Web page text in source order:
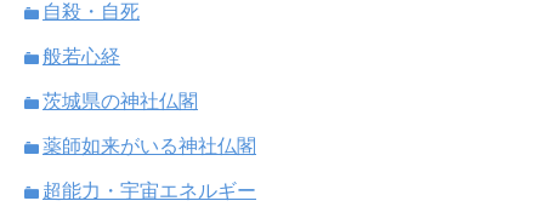
自殺・自死
般若心経
茨城県の神社仏閣
薬師如来がいる神社仏閣
超能力・宇宙エネルギー